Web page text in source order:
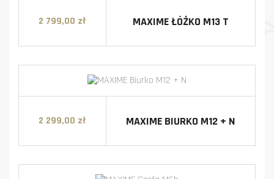
Cena
2 799,00 zł MAXIME ŁÓŻKO M13 T
Cena
2 299,00 zł MAXIME BIURKO M12 + N